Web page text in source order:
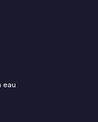
eau